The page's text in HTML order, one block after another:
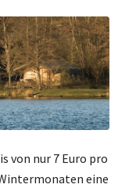
von nur 7 Euro pro
eine